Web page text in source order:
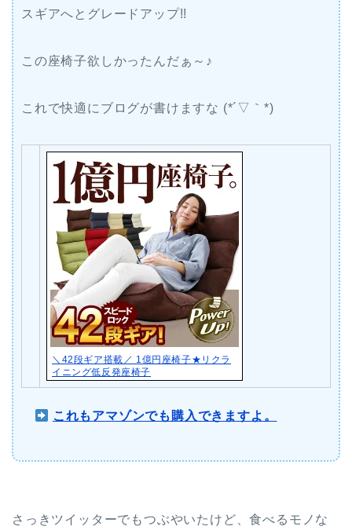
スギアへとグレードアップ!!
この座椅子欲しかったんだぁ～♪
これで快適にブログが書けますな (*´▽｀*)
＼42段ギア搭載／ 1億円座椅子★リクラ
イニング低反発座椅子
これもアマゾンでも購入できますよ。
さっきツイッターでもつぶやいたけど、食べるモノな